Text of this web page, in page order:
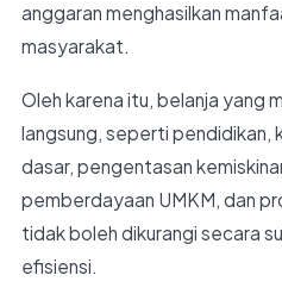
anggaran menghasilkan
masyarakat.
Oleh karena itu, belanja yang
langsung, seperti pendidikan,
dasar, pengentasan
pemberdayaan UMKM, dan
tidak boleh dikurangi secara
efisiensi.